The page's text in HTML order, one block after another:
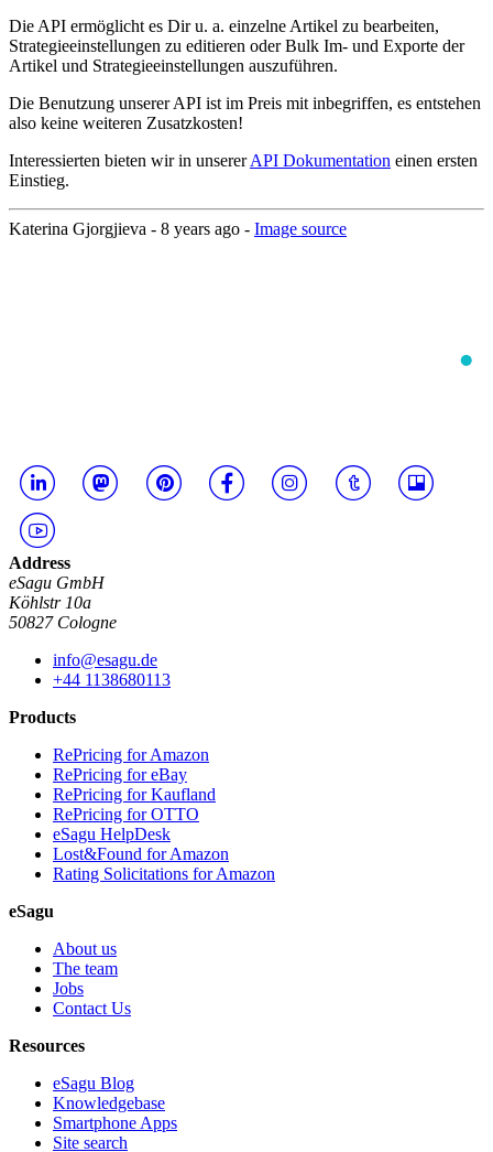
Die API ermöglicht es Dir u. a. einzelne Artikel zu bearbeiten,
Strategieeinstellungen zu editieren oder Bulk Im- und Exporte der
Artikel und Strategieeinstellungen auszuführen.
Die Benutzung unserer API ist im Preis mit inbegriffen, es entstehen
also keine weiteren Zusatzkosten!
Interessierten bieten wir in unsererAPI Dokumentation einen ersten
Einstieg.
Katerina Gjorgjieva - 8 years ago - Image source
Address
eSagu GmbH
Köhlstr 10a
50827 Cologne
info@esagu.de
+44 1138680113
Products
RePricing for Amazon
RePricing for eBay
RePricing for Kaufland
RePricing for OTTO
eSagu HelpDesk
Lost&Found for Amazon
Rating Solicitations for Amazon
eSagu
About us
The team
Jobs
Contact Us
Resources
eSagu Blog
Knowledgebase
Smartphone Apps
Site search